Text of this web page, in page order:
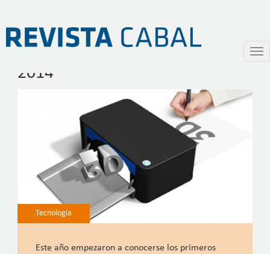
Pasar
contenido
Impresoras 3D, el boom del
2014
Tecnología
Este año empezaron a conocerse los primeros